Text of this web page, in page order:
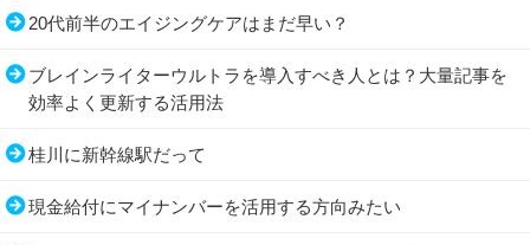
20代前半のエイジングケアはまだ早い？
ブレインライターウルトラを導入すべき人とは？大量記事を
効率よく更新する活用法
桂川に新幹線駅だって
現金給付にマイナンバーを活用する方向みたい